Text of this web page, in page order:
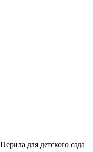
Перила для детского сада